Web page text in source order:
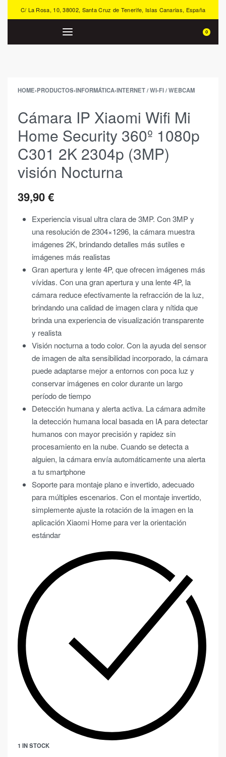
C/ La Rosa, 10, 38002, Santa Cruz de Tenerife, Islas Canarias, España
0
HOME›PRODUCTOS›INFORMÁTICA›INTERNET / WI-FI / WEBCAM
Cámara IP Xiaomi Wifi Mi
Home Security 360º 1080p
C301 2K 2304p (3MP)
visión Nocturna
39,90€
Experiencia visual ultra clara de 3MP. Con 3MP y
una resolución de 2304×1296, la cámara muestra
imágenes 2K, brindando detalles más sutiles e
imágenes más realistas
Gran apertura y lente 4P, que ofrecen imágenes más
vívidas. Con una gran apertura y una lente 4P, la
cámara reduce efectivamente la refracción de la luz,
brindando una calidad de imagen clara y nítida que
brinda una experiencia de visualización transparente
y realista
Visión nocturna a todo color. Con la ayuda del sensor
de imagen de alta sensibilidad incorporado, la cámara
puede adaptarse mejor a entornos con poca luz y
conservar imágenes en color durante un largo
período de tiempo
Detección humana y alerta activa. La cámara admite
la detección humana local basada en IA para detectar
humanos con mayor precisión y rapidez sin
procesamiento en la nube. Cuando se detecta a
alguien, la cámara envía automáticamente una alerta
a tu smartphone
Soporte para montaje plano e invertido, adecuado
para múltiples escenarios. Con el montaje invertido,
simplemente ajuste la rotación de la imagen en la
aplicación Xiaomi Home para ver la orientación
estándar
1 IN STOCK